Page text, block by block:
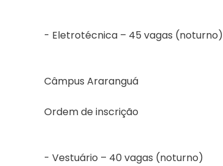
- Eletrotécnica – 45 vagas (noturno)
Câmpus Araranguá
Ordem de inscrição
- Vestuário – 40 vagas (noturno)